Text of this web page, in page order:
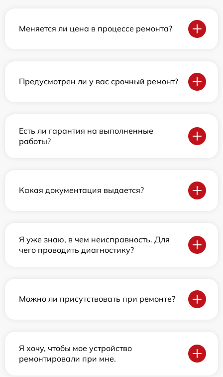
Меняется ли цена в процессе ремонта?
Предусмотрен ли у вас срочный ремонт?
Есть ли гарантия на выполненные
работы?
Какая документация выдается?
Я уже знаю, в чем неисправность. Для
чего проводить диагностику?
Можно ли присутствовать при ремонте?
Я хочу, чтобы мое устройство
ремонтировали при мне.